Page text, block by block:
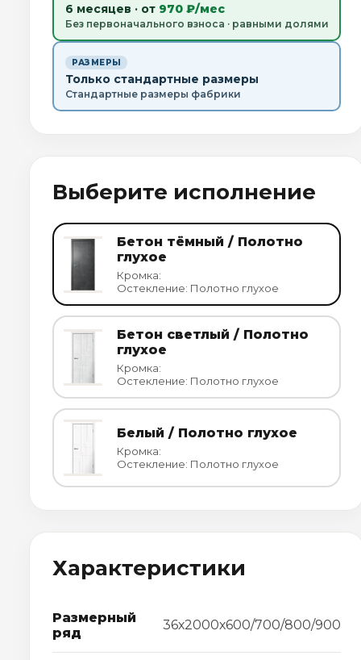
6 месяцев · от 970 ₽/мес
Без первоначального взноса · равными долями
РАЗМЕРЫ
Только стандартные размеры
Стандартные размеры фабрики
Выберите исполнение
Бетон тёмный / Полотно
глухое
Кромка:
Остекление: Полотно глухое
Бетон светлый / Полотно
глухое
Кромка:
Остекление: Полотно глухое
Белый / Полотно глухое
Кромка:
Остекление: Полотно глухое
Характеристики
Размерный
ряд
36х2000х600/700/800/900